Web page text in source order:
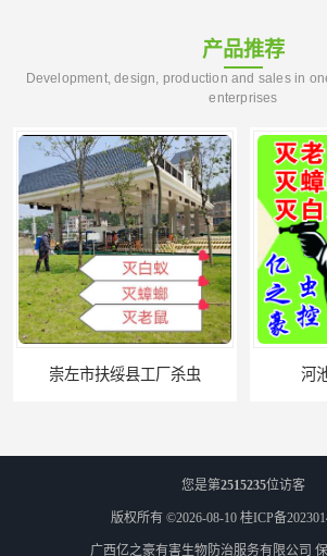
产品推荐
Development, design, production and sales in
enterprises
河池市游乐园杀虫 百色
您是第2515235位访客
版权所有 ©2026-08-10 桂ICP备
广西亿之豪有害生物防治服务有限公司